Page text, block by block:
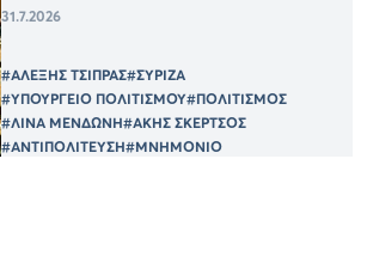
31.7.2026
#ΑΛΕΞΗΣ ΤΣΙΠΡΑΣ#ΣΥΡΙΖΑ
#ΥΠΟΥΡΓΕΙΟ ΠΟΛΙΤΙΣΜΟΥ#ΠΟΛΙΤΙΣΜΟΣ
#ΛΙΝΑ ΜΕΝΔΩΝΗ#ΑΚΗΣ ΣΚΕΡΤΣΟΣ
#ΑΝΤΙΠΟΛΙΤΕΥΣΗ#ΜΝΗΜΟΝΙΟ